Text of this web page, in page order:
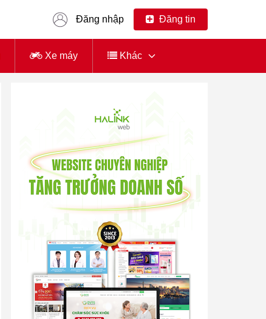
Đăng nhập Đăng tin
Xe máy Khác